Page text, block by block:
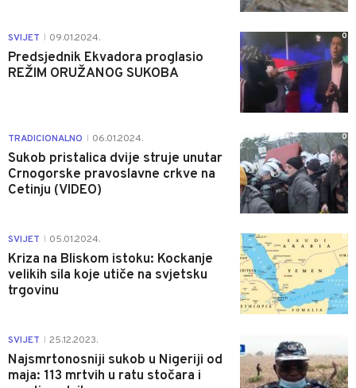
SVIJET 09.01.2024.
Predsjednik Ekvadora proglasio
REŽIM ORUŽANOG SUKOBA
0
TRADICIONALNO 06.01.2024.
Sukob pristalica dvije struje unutar
Crnogorske pravoslavne crkve na
Cetinju (VIDEO)
0
SVIJET 05.01.2024.
Kriza na Bliskom istoku: Kockanje
velikih sila koje utiče na svjetsku
trgovinu
0
SVIJET 25.12.2023.
Najsmrtonosniji sukob u Nigeriji od
maja: 113 mrtvih u ratu stočara i